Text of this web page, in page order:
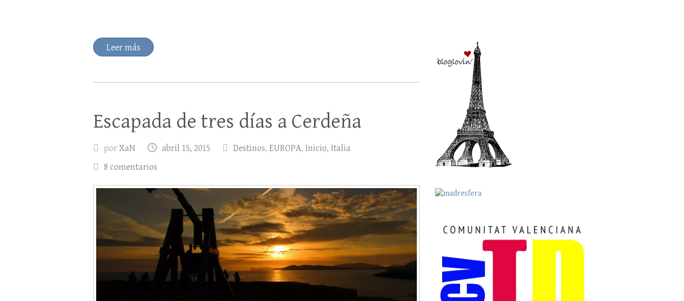
Leer más
Escapada de tres días a Cerdeña
porXaN abril 15, 2015 Destinos, EUROPA, Inicio, Italia
8 comentarios